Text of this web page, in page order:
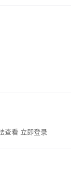
查看 立即登录